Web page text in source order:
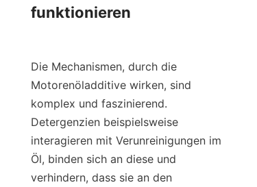
funktionieren
Die Mechanismen, durch die
Motorenöladditive wirken, sind
komplex und faszinierend.
Detergenzien beispielsweise
interagieren mit Verunreinigungen im
Öl, binden sich an diese und
verhindern, dass sie an den